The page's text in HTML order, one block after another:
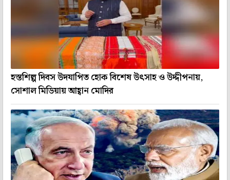
হস্তশিল্প দিবস উদযাপিত হোক বিশেষ উৎসাহ ও উদ্দীপনায়,
সোশাল মিডিয়ায় আহ্বান মোদির